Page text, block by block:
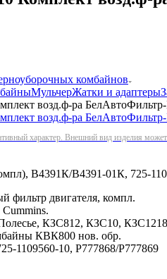
комбайнов
МульчерЖатки и адаптеры
возд.ф-ра
характер. Внешний вид изделия может
В4391К/В4391-01К, 725-
фильтр двигателя, компл.
КЗС812, КЗС10,
КВК800 нов. обр.
1109560-10, P777868/P777869